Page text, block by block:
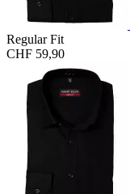
Regular Fit
CHF 59,90